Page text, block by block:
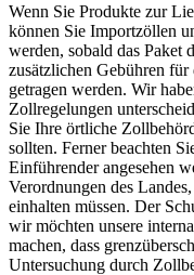
Wenn Sie Produkte zur
können Sie Importzöllen
werden, sobald das Paket
zusätzlichen Gebühren
getragen werden. Wir
Zollregelungen
Sie Ihre örtliche
sollten. Ferner beachten
Einführender angesehen
Verordnungen des
einhalten müssen. Der
wir möchten unsere
machen, dass
Untersuchung durch